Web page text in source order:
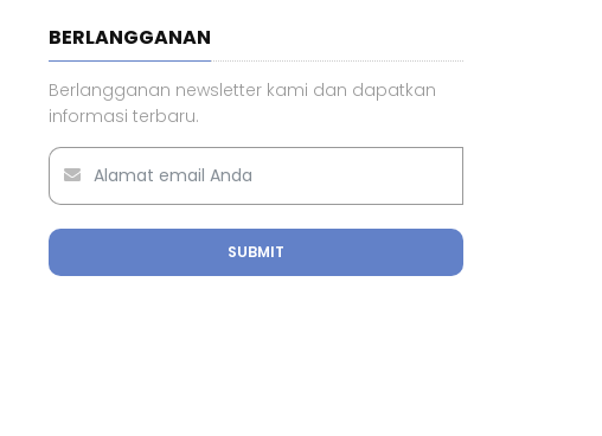
AI Generative
Cloud Computing
Machine Learning
Aplikasi Artificial Intelligence
Transformasi Digital